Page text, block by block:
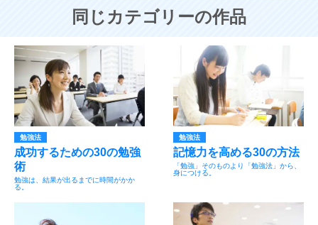
同じカテゴリーの作品
勉強法
成功するための30の勉強
術
勉強は、結果が出るまでに時間がかか
る。
勉強法
記憶力を高める30の方法
「勉強」そのものより「勉強法」から、
身につける。